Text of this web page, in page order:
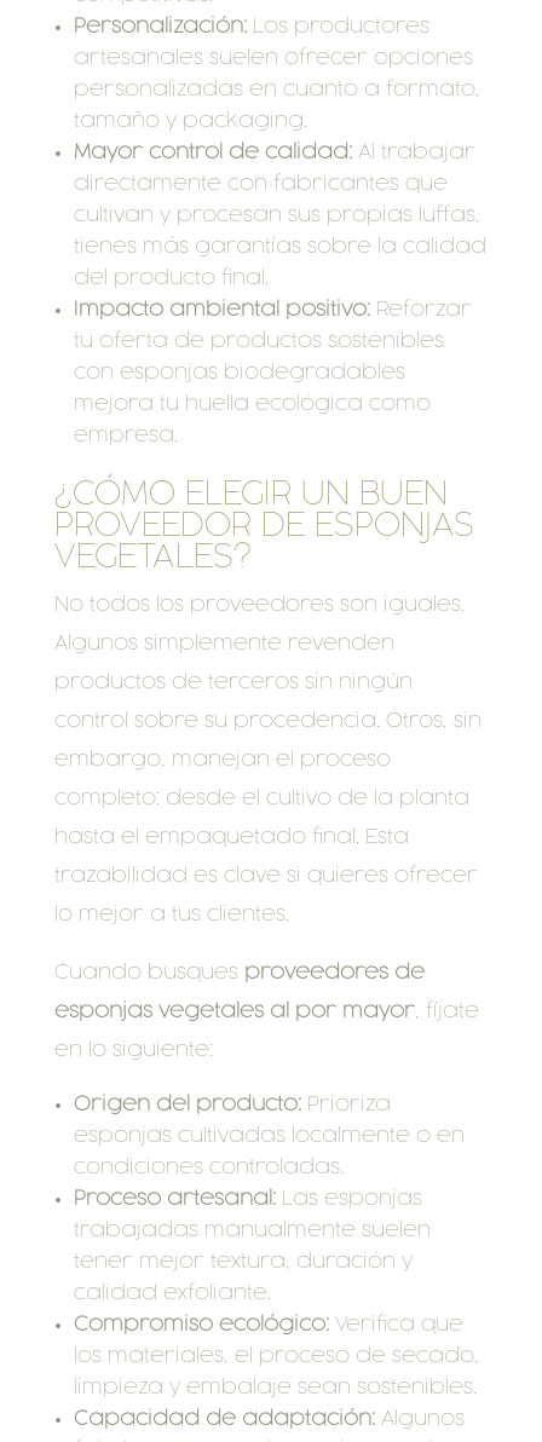
Personalización:Los productores
artesanales suelen ofrecer opciones
personalizadas en cuanto a formato,
tamaño y packaging.
Mayor control de calidad:Al trabajar
directamente con fabricantes que
cultivan y procesan sus propias luffas,
tienes más garantías sobre la calidad
del producto final.
Impacto ambiental positivo:Reforzar
tu oferta de productos sostenibles
con esponjas biodegradables
mejora tu huella ecológica como
empresa.
¿CÓMO ELEGIR UN BUEN
PROVEEDOR DE ESPONJAS
VEGETALES?
No todos los proveedores son iguales.
Algunos simplemente revenden
productos de terceros sin ningún
control sobre su procedencia. Otros, sin
embargo, manejan el proceso
completo: desde el cultivo de la planta
hasta el empaquetado final. Esta
trazabilidad es clave si quieres ofrecer
lo mejor a tus clientes.
Cuando busques proveedores de
esponjas vegetales al por mayor, fíjate
en lo siguiente:
Origen del producto:Prioriza
esponjas cultivadas localmente o en
condiciones controladas.
Proceso artesanal:Las esponjas
trabajadas manualmente suelen
tener mejor textura, duración y
calidad exfoliante.
Compromiso ecológico:Verifica que
los materiales, el proceso de secado,
limpieza y embalaje sean sostenibles.
Capacidad de adaptación:Algunos